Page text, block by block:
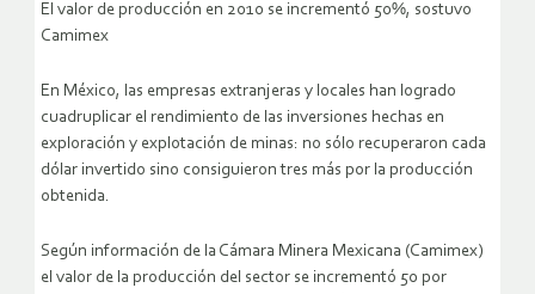
El valor de producción en 2010 se incrementó 50%, sostuvo
Camimex
En México, las empresas extranjeras y locales han logrado
cuadruplicar el rendimiento de las inversiones hechas en
exploración y explotación de minas: no sólo recuperaron cada
dólar invertido sino consiguieron tres más por la producción
obtenida.
Según información de la Cámara Minera Mexicana (Camimex)
el valor de la producción del sector se incrementó 50 por